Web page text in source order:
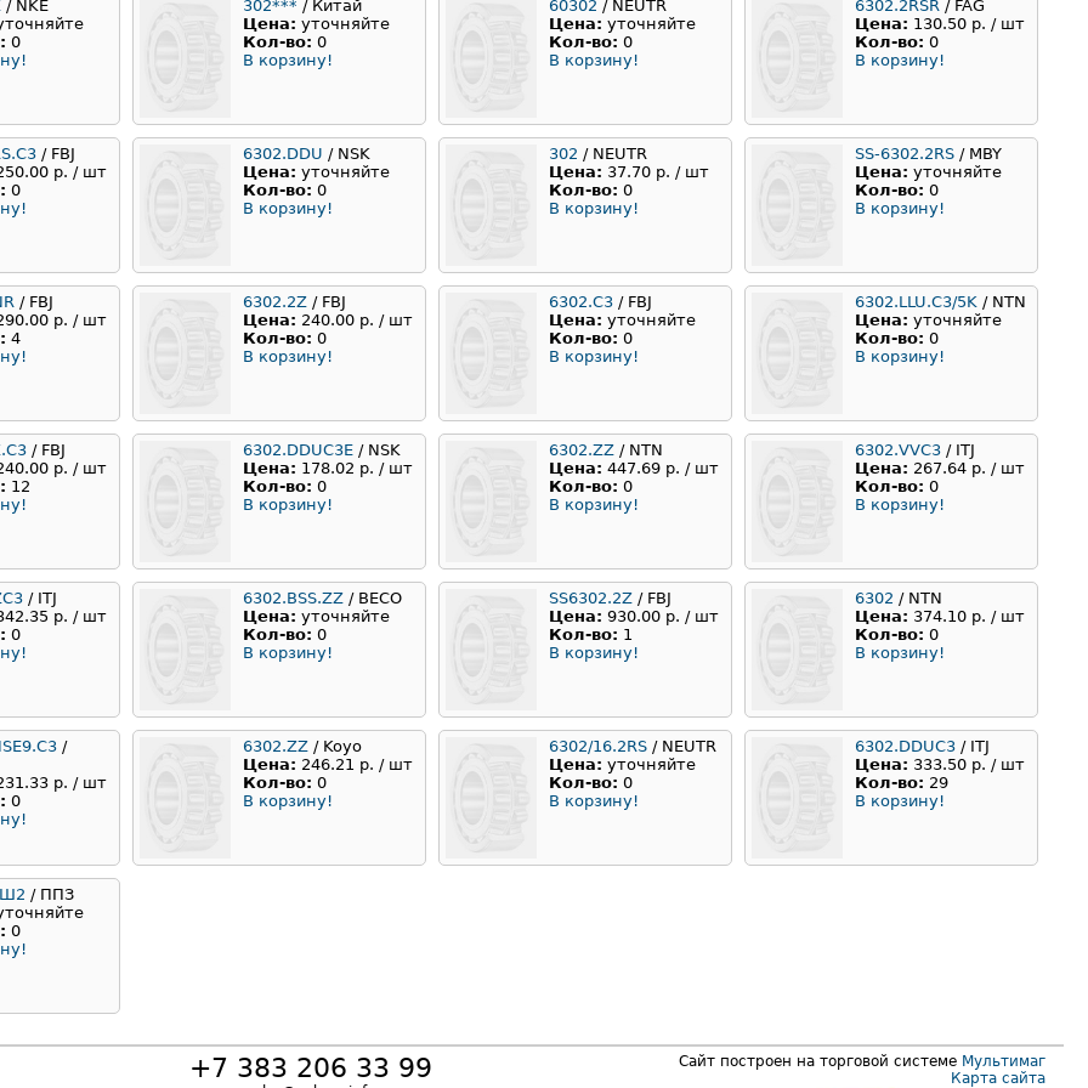
/ NKE
0
302*** / Китай
Цена: уточняйте
Кол-во: 0
В корзину!
60302 / NEUTR
Цена: уточняйте
Кол-во: 0
В корзину!
6302.2RSR / FAG
Цена: 130.50 р. / шт
Кол-во: 0
В корзину!
/ FBJ
р. / шт
0
6302.DDU / NSK
Цена: уточняйте
Кол-во: 0
В корзину!
302 / NEUTR
Цена: 37.70 р. / шт
Кол-во: 0
В корзину!
SS-6302.2RS / MBY
Цена: уточняйте
Кол-во: 0
В корзину!
/ FBJ
р. / шт
4
6302.2Z / FBJ
Цена: 240.00 р. / шт
Кол-во: 0
В корзину!
6302.C3 / FBJ
Цена: уточняйте
Кол-во: 0
В корзину!
6302.LLU.C3/5K / NTN
Цена: уточняйте
Кол-во: 0
В корзину!
/ FBJ
р. / шт
12
6302.DDUC3E / NSK
Цена: 178.02 р. / шт
Кол-во: 0
В корзину!
6302.ZZ / NTN
Цена: 447.69 р. / шт
Кол-во: 0
В корзину!
6302.VVC3 / ITJ
Цена: 267.64 р. / шт
Кол-во: 0
В корзину!
/ ITJ
р. / шт
0
6302.BSS.ZZ / BECO
Цена: уточняйте
Кол-во: 0
В корзину!
SS6302.2Z / FBJ
Цена: 930.00 р. / шт
Кол-во: 1
В корзину!
6302 / NTN
Цена: 374.10 р. / шт
Кол-во: 0
В корзину!
/
р. / шт
0
6302.ZZ / Koyo
Цена: 246.21 р. / шт
Кол-во: 0
В корзину!
6302/16.2RS / NEUTR
Цена: уточняйте
Кол-во: 0
В корзину!
6302.DDUC3 / ITJ
Цена: 333.50 р. / шт
Кол-во: 29
В корзину!
/ ППЗ
0
Сайт построен на торговой системе Мультимаг
Карта сайта
+7 383 206 33 99